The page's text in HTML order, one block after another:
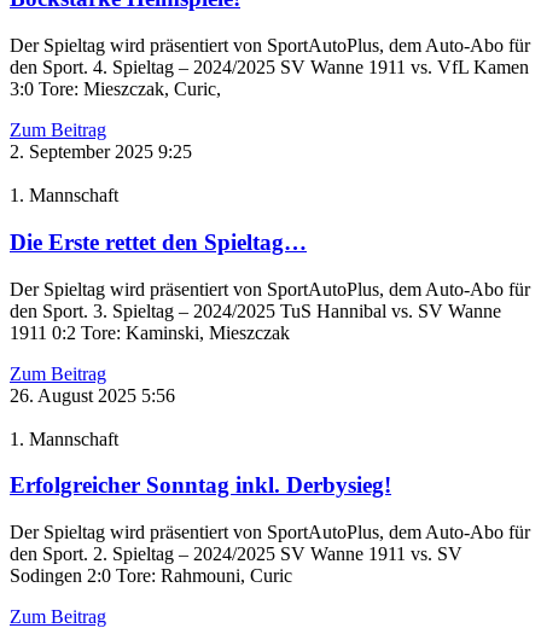
Der Spieltag wird präsentiert von SportAutoPlus, dem Auto-Abo für
den Sport. 4. Spieltag – 2024/2025 SV Wanne 1911 vs. VfL Kamen
3:0 Tore: Mieszczak, Curic,
Zum Beitrag
2. September 2025 9:25
1. Mannschaft
Die Erste rettet den Spieltag…
Der Spieltag wird präsentiert von SportAutoPlus, dem Auto-Abo für
den Sport. 3. Spieltag – 2024/2025 TuS Hannibal vs. SV Wanne
1911 0:2 Tore: Kaminski, Mieszczak
Zum Beitrag
26. August 2025 5:56
1. Mannschaft
Erfolgreicher Sonntag inkl. Derbysieg!
Der Spieltag wird präsentiert von SportAutoPlus, dem Auto-Abo für
den Sport. 2. Spieltag – 2024/2025 SV Wanne 1911 vs. SV
Sodingen 2:0 Tore: Rahmouni, Curic
Zum Beitrag